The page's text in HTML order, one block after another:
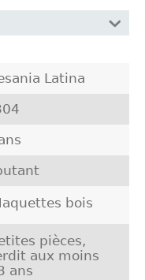
Latina
bois
pièces,
aux moins
ans